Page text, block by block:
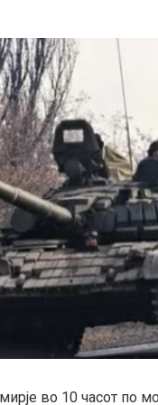
во 10 часот по